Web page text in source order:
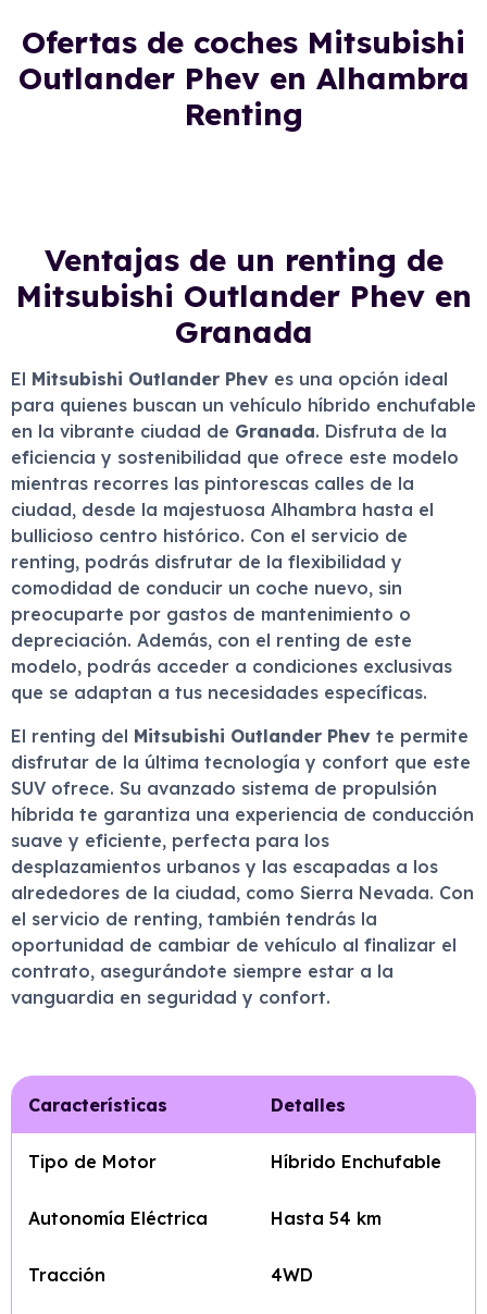
Ofertas de coches Mitsubishi
Outlander Phev en Alhambra
Renting
Ventajas de un renting de
Mitsubishi Outlander Phev en
Granada
El Mitsubishi Outlander Phev es una opción ideal
para quienes buscan un vehículo híbrido enchufable
en la vibrante ciudad de Granada. Disfruta de la
eficiencia y sostenibilidad que ofrece este modelo
mientras recorres las pintorescas calles de la
ciudad, desde la majestuosa Alhambra hasta el
bullicioso centro histórico. Con el servicio de
renting, podrás disfrutar de la flexibilidad y
comodidad de conducir un coche nuevo, sin
preocuparte por gastos de mantenimiento o
depreciación. Además, con el renting de este
modelo, podrás acceder a condiciones exclusivas
que se adaptan a tus necesidades específicas.
El renting del Mitsubishi Outlander Phev te permite
disfrutar de la última tecnología y confort que este
SUV ofrece. Su avanzado sistema de propulsión
híbrida te garantiza una experiencia de conducción
suave y eficiente, perfecta para los
desplazamientos urbanos y las escapadas a los
alrededores de la ciudad, como Sierra Nevada. Con
el servicio de renting, también tendrás la
oportunidad de cambiar de vehículo al finalizar el
contrato, asegurándote siempre estar a la
vanguardia en seguridad y confort.
Características Detalles
Tipo de Motor Híbrido Enchufable
Autonomía Eléctrica Hasta 54 km
Tracción 4WD